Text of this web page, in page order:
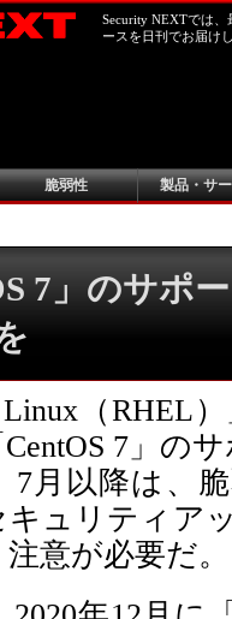
Security NEXTでは
ースを日刊でお届け
脆弱性 製品・サ
7」のサポ
Linux（RHEL
7」の
7月以降は、
ュリティア
意が必要だ。